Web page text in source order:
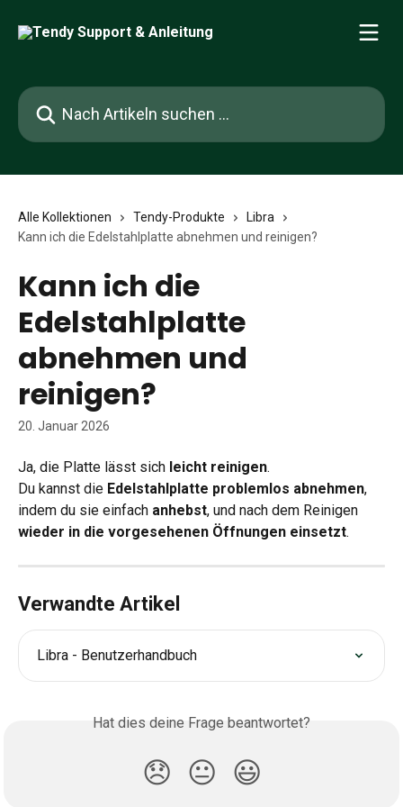
Nach Artikeln suchen …
Alle Kollektionen Tendy-Produkte
Libra
Kann ich die Edelstahlplatte abnehmen und reinigen?
Kann ich die
Edelstahlplatte
abnehmen und
reinigen?
20. Januar 2026
Ja, die Platte lässt sich leicht reinigen.
Du kannst die Edelstahlplatte problemlos abnehmen,
indem du sie einfach anhebst, und nach dem Reinigen
wieder in die vorgesehenen Öffnungen einsetzt.
Verwandte Artikel
Libra - Benutzerhandbuch
Hat dies deine Frage beantwortet?
😞 😐 😃